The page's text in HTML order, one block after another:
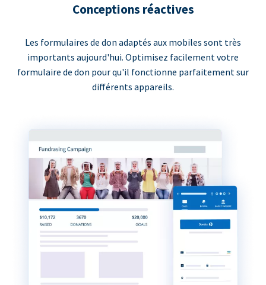
Conceptions réactives
Les formulaires de don adaptés aux mobiles sont très
importants aujourd'hui. Optimisez facilement votre
formulaire de don pour qu'il fonctionne parfaitement sur
différents appareils.